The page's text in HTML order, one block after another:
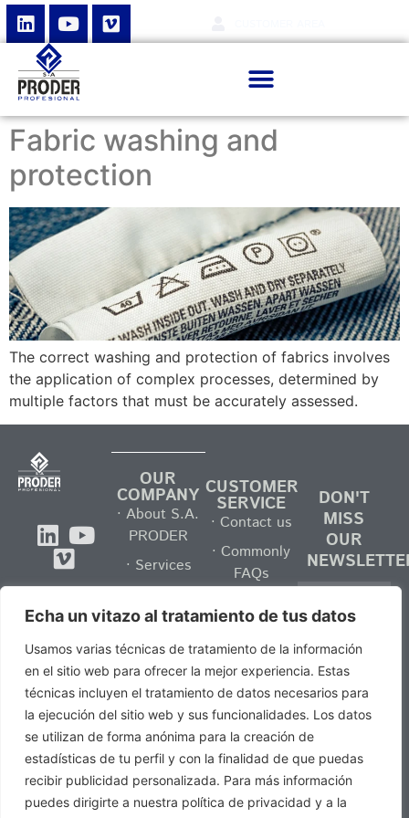
Echa un vitazo al tratamiento de tus datos
Usamos varias técnicas de tratamiento de la información
en el sitio web para ofrecer la mejor experiencia. Estas
técnicas incluyen el tratamiento de datos necesarios para
la ejecución del sitio web y sus funcionalidades. Los datos
se utilizan de forma anónima para la creación de
estadísticas de tu perfil y con la finalidad de que puedas
recibir publicidad personalizada. Para más información
puedes dirigirte a nuestra política de privacidad y a la
Fabric washing and
protection
The correct washing and protection of fabrics involves
the application of complex processes, determined by
multiple factors that must be accurately assessed.
132 025 ·
info@saproder.com
OUR
COMPANY
· About S.A.
PRODER
· Services
areas
· Brochures
·
Communication
· Work with
us
CUSTOMER
SERVICE
· Contact us
· Commonly
FAQs
S.A. PRODER
dealer?
DON'T
MISS
OUR
I have read
and accept
the
Policy.
Subscribe